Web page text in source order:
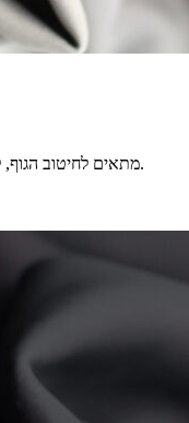
מתאים לחיטוב הגוף, לשמלות מעוצבות , עליוניות וקפוצו’נים.